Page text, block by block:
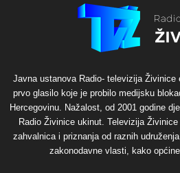
Javna ustanova Radio- televizija Živinice
prvo glasilo koje je probilo medijsku
Hercegovinu. Nažalost, od 2001 godine
Radio Živinice ukinut. Televizija Živinice
zahvalnica i priznanja od raznih
zakonodavne vlasti, kako